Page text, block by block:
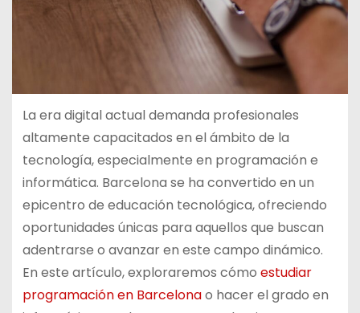
La era digital actual demanda profesionales
altamente capacitados en el ámbito de la
tecnología, especialmente en programación e
informática. Barcelona se ha convertido en un
epicentro de educación tecnológica, ofreciendo
oportunidades únicas para aquellos que buscan
adentrarse o avanzar en este campo dinámico.
En este artículo, exploraremos cómo estudiar
programación en Barcelonao hacer el grado en